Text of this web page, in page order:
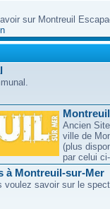
sur Montreuil
Ancien
ville de
(plus
par celui
à Montreuil-sur-Mer
voulez savoir sur le